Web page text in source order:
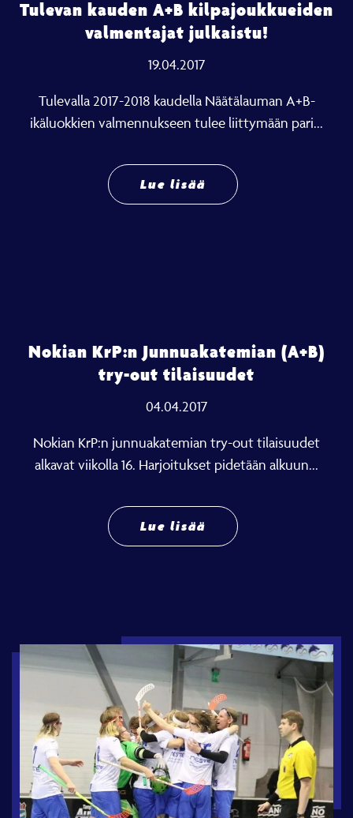
Tulevan kauden A+B kilpajoukkueiden
valmentajat julkaistu!
19.04.2017
Tulevalla 2017-2018 kaudella Näätälauman A+B-
ikäluokkien valmennukseen tulee liittymään pari...
Lue lisää
Nokian KrP:n Junnuakatemian (A+B)
try-out tilaisuudet
04.04.2017
Nokian KrP:n junnuakatemian try-out tilaisuudet
alkavat viikolla 16. Harjoitukset pidetään alkuun...
Lue lisää